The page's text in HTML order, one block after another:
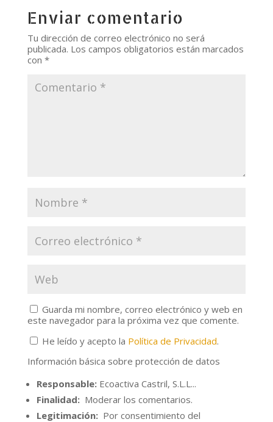
Enviar comentario
Tu dirección de correo electrónico no será
publicada. Los campos obligatorios están marcados
con *
Guarda mi nombre, correo electrónico y web en
este navegador para la próxima vez que comente.
He leído y acepto la Política de Privacidad.
Información básica sobre protección de datos
Responsable:Ecoactiva Castril, S.L.L...
Finalidad:Moderar los comentarios.
Legitimación:Por consentimiento del